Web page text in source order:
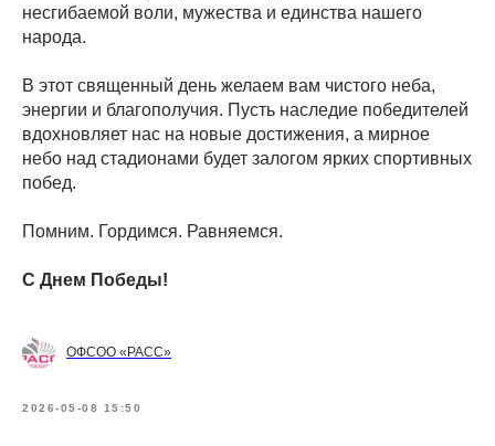
несгибаемой воли, мужества и единства нашего
народа.
В этот священный день желаем вам чистого неба,
энергии и благополучия. Пусть наследие победителей
вдохновляет нас на новые достижения, а мирное
небо над стадионами будет залогом ярких спортивных
побед.
Помним. Гордимся. Равняемся.
С Днем Победы!
ОФСОО «РАСС»
2026-05-08 15:50